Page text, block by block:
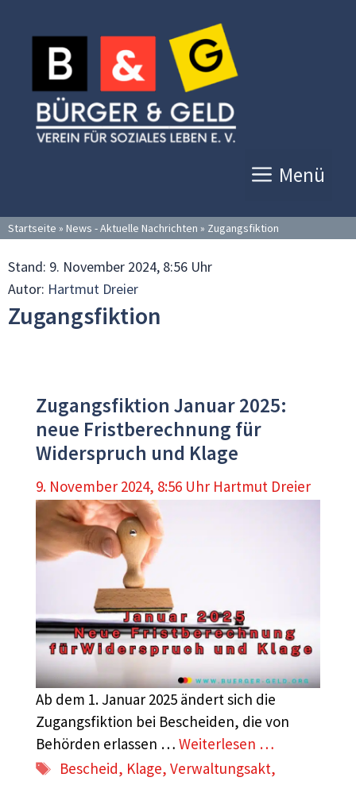
Inhalt
springen
Menü
Startseite » News - Aktuelle Nachrichten » Zugangsfiktion
Stand: 9. November 2024, 8:56 Uhr
Autor: Hartmut Dreier
Zugangsfiktion
Zugangsfiktion Januar 2025:
neue Fristberechnung für
Widerspruch und Klage
9. November 2024, 8:56 Uhr Hartmut Dreier
Ab dem 1. Januar 2025 ändert sich die
Zugangsfiktion bei Bescheiden, die von
Behörden erlassen … Weiterlesen …
Schlagwörter
Bescheid, Klage,Verwaltungsakt,